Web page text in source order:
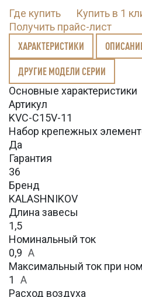
Где купить
Купить в 1
Получить прайс-лист
ХАРАКТЕРИСТИКИ
ДРУГИЕ МОДЕЛИ СЕРИИ
Основные характеристики
Артикул
KVС-C15V-11
Набор крепежных
Да
Гарантия
36
Бренд
KALASHNIKOV
Длина завесы
1,5
Номинальный ток
0,9 А
Максимальный ток при
1
А
Расход воздуха